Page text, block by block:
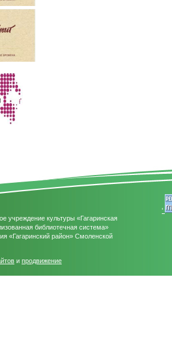
учреждение культуры «Гагаринская
библиотечная система»
«Гагаринский район» Смоленской
и продвижение
'